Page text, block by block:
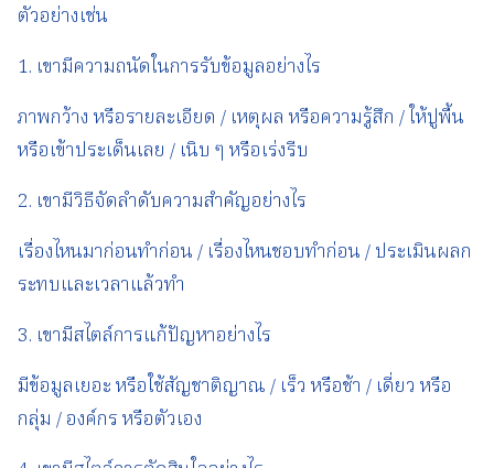
ตัวอย่างเช่น
1. เขามีความถนัดในการรับข้อมูลอย่างไร
ภาพกว้าง หรือรายละเอียด / เหตุผล หรือความรู้สึก / ให้ปูพื้น
หรือเข้าประเด็นเลย / เนิบ ๆ หรือเร่งรีบ
2. เขามีวิธีจัดลำดับความสำคัญอย่างไร
เรื่องไหนมาก่อนทำก่อน / เรื่องไหนชอบทำก่อน / ประเมินผลก
ระทบและเวลาแล้วทำ
3. เขามีสไตล์การแก้ปัญหาอย่างไร
มีข้อมูลเยอะ หรือใช้สัญชาติญาณ / เร็ว หรือช้า / เดี่ยว หรือ
กลุ่ม / องค์กร หรือตัวเอง